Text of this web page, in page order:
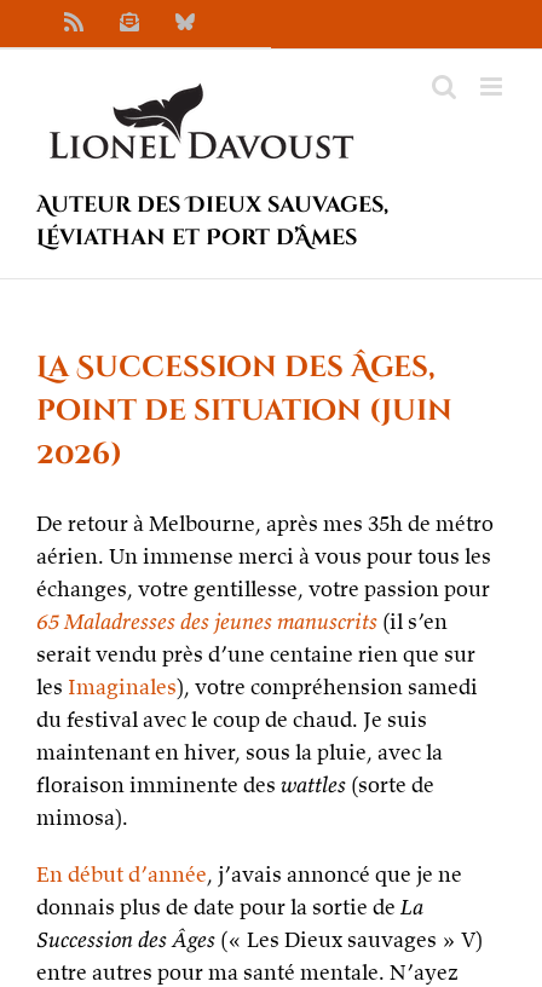
au
NewsletterBluesky
Auteur des Dieux sauvages,
Léviathan et Port d’Âmes
La Succession des Âges,
point de situation (juin
2026)
De retour à Melbourne, après mes 35h de métro
aérien. Un immense merci à vous pour tous les
échanges, votre gentillesse, votre passion pour
65 Maladresses des jeunes manuscrits (il s’en
serait vendu près d’une centaine rien que sur
les Imaginales), votre compréhension samedi
du festival avec le coup de chaud. Je suis
maintenant en hiver, sous la pluie, avec la
floraison imminente des wattles (sorte de
mimosa).
En début d’année, j’avais annoncé que je ne
donnais plus de date pour la sortie de La
Succession des Âges (« Les Dieux sauvages » V)
entre autres pour ma santé mentale. N’ayez